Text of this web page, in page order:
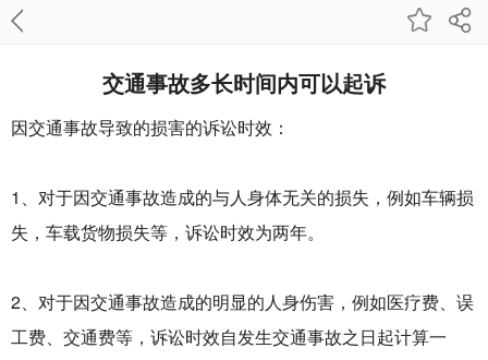
交通事故多长时间内可以起诉
因交通事故导致的损害的诉讼时效：
1、对于因交通事故造成的与人身体无关的损失，例如车辆损
失，车载货物损失等，诉讼时效为两年。
2、对于因交通事故造成的明显的人身伤害，例如医疗费、误
工费、交通费等，诉讼时效自发生交通事故之日起计算一